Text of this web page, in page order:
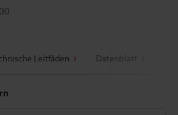
Leitfäden Datenblatt